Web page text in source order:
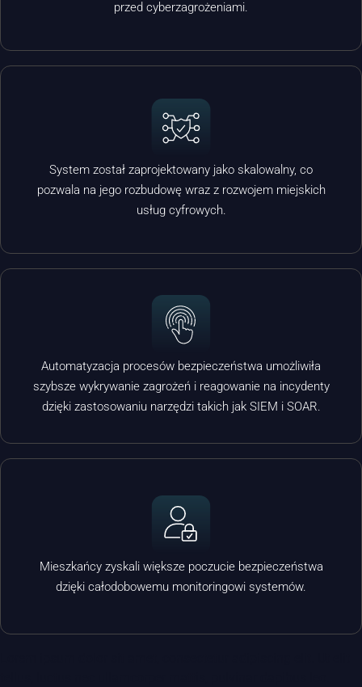
przed cyberzagrożeniami.
System został zaprojektowany jako skalowalny, co
pozwala na jego rozbudowę wraz z rozwojem miejskich
usług cyfrowych.
Automatyzacja procesów bezpieczeństwa umożliwiła
szybsze wykrywanie zagrożeń i reagowanie na incydenty
dzięki zastosowaniu narzędzi takich jak SIEM i SOAR.
Mieszkańcy zyskali większe poczucie bezpieczeństwa
dzięki całodobowemu monitoringowi systemów.